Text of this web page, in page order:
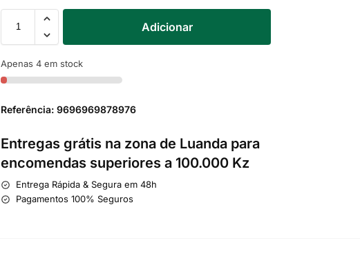
Adicionar
Apenas 4 em stock
Referência: 9696969878976
Entregas grátis na zona de Luanda para
encomendas superiores a 100.000 Kz
Entrega Rápida & Segura em 48h
Pagamentos 100% Seguros